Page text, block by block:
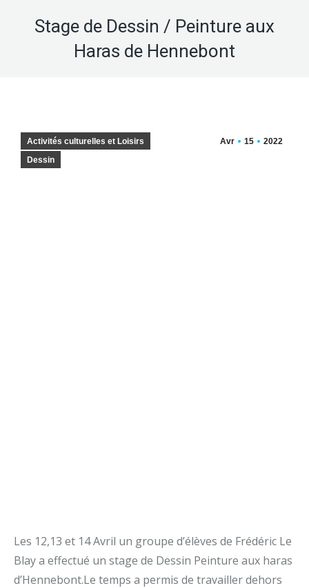
Stage de Dessin / Peinture aux
Haras de Hennebont
Avr 15 2022
Activités culturelles et Loisirs
Dessin
Les 12,13 et 14 Avril un groupe d’élèves de Frédéric Le
Blay a effectué un stage de Dessin Peinture aux haras
d’Hennebont.Le temps a permis de travailler dehors